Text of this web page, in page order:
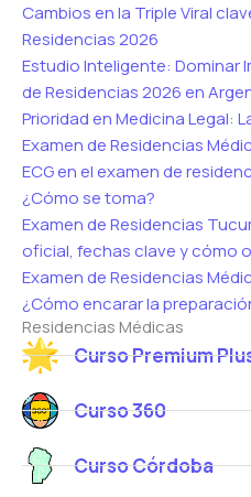
Cambios en la Triple Viral
Residencias 2026
Estudio Inteligente: Dominar
de Residencias 2026 en
Prioridad en Medicina Legal:
Examen de Residencias
ECG en el examen de
¿Cómo se toma?
Examen de Residencias
oficial, fechas clave y cómo
Examen de Residencias
¿Cómo encarar la
Residencias Médicas
Curso Premium
Curso 360
Curso Córdoba